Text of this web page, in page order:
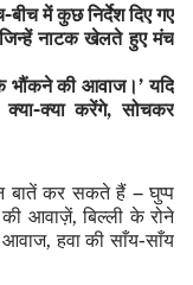
में कुछ निर्देश दिए गए
नाटक खेलते हुए मंच
की आवाज।’ यदि
क्या करेंगे, सोचकर
बातें कर सकते हैं – घुप्प
की आवाज़ें, बिल्ली के रोने
हवा की साँय-साँय